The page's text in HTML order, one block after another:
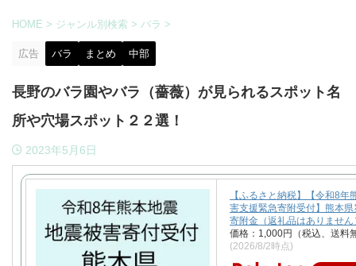
HOME > ジャンル別検索 > バラ >
広告 バラ まとめ 中部
長野のバラ園やバラ（薔薇）が見られるスポット名
所や穴場スポット２２選！
2023年5月6日
【ふるさと納税】【令和8年
害支援緊急寄附受付】熊本県
寄附金（返礼品はありません
価格：1,000円（税込、送料
(2026/8/2時点)